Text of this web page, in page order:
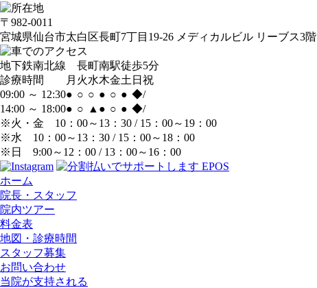
〒982-0011
宮城県仙台市太白区長町7丁目19-26 メディカルビル リーブス3階
地下鉄南北線 長町南駅徒歩5分
診療時間
月 火水木金土 日 祝
09:00 ～ 12:30● ○ ○ ● ○ ● ◆/
14:00 ～ 18:00● ○ ▲ ● ○ ● ◆/
※火・金 10：00～13：30 / 15：00～19：00
※水 10：00～13：30 / 15：00～18：00
※日 9:00～12：00 / 13：00～16：00
ホーム
院長・スタッフ
院内ツアー
料金表
地図・診療時間
スタッフ募集
お問い合わせ
当院が支持される